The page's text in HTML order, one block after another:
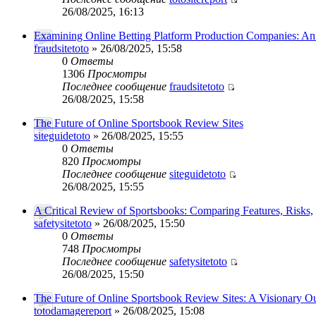
26/08/2025, 16:13
Examining Online Betting Platform Production Companies:
fraudsitetoto » 26/08/2025, 15:58
0 Ответы
1306 Просмотры
Последнее сообщение fraudsitetoto
26/08/2025, 15:58
The Future of Online Sportsbook Review Sites
siteguidetoto » 26/08/2025, 15:55
0 Ответы
820 Просмотры
Последнее сообщение siteguidetoto
26/08/2025, 15:55
A Critical Review of Sportsbooks: Comparing Features, Risks,
safetysitetoto » 26/08/2025, 15:50
0 Ответы
748 Просмотры
Последнее сообщение safetysitetoto
26/08/2025, 15:50
The Future of Online Sportsbook Review Sites: A Visionary
totodamagereport » 26/08/2025, 15:08